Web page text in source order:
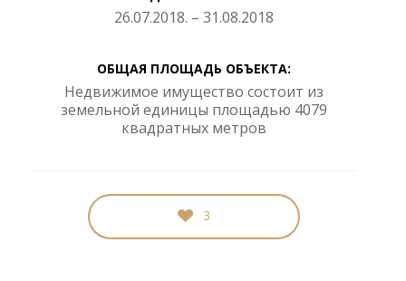
26.07.2018. – 31.08.2018
ОБЩАЯ ПЛОЩАДЬ ОБЪЕКТА:
Недвижимое имущество состоит из
земельной единицы площадью 4079
квадратных метров
3